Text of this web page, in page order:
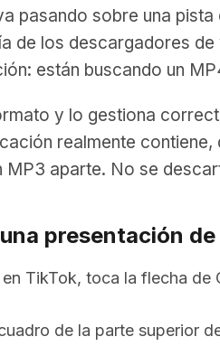
pasando sobre una
de los descargadores
están buscando un
y lo gestiona
realmente
aparte. No se
presentación de
TikTok, toca la flecha
de la parte superior